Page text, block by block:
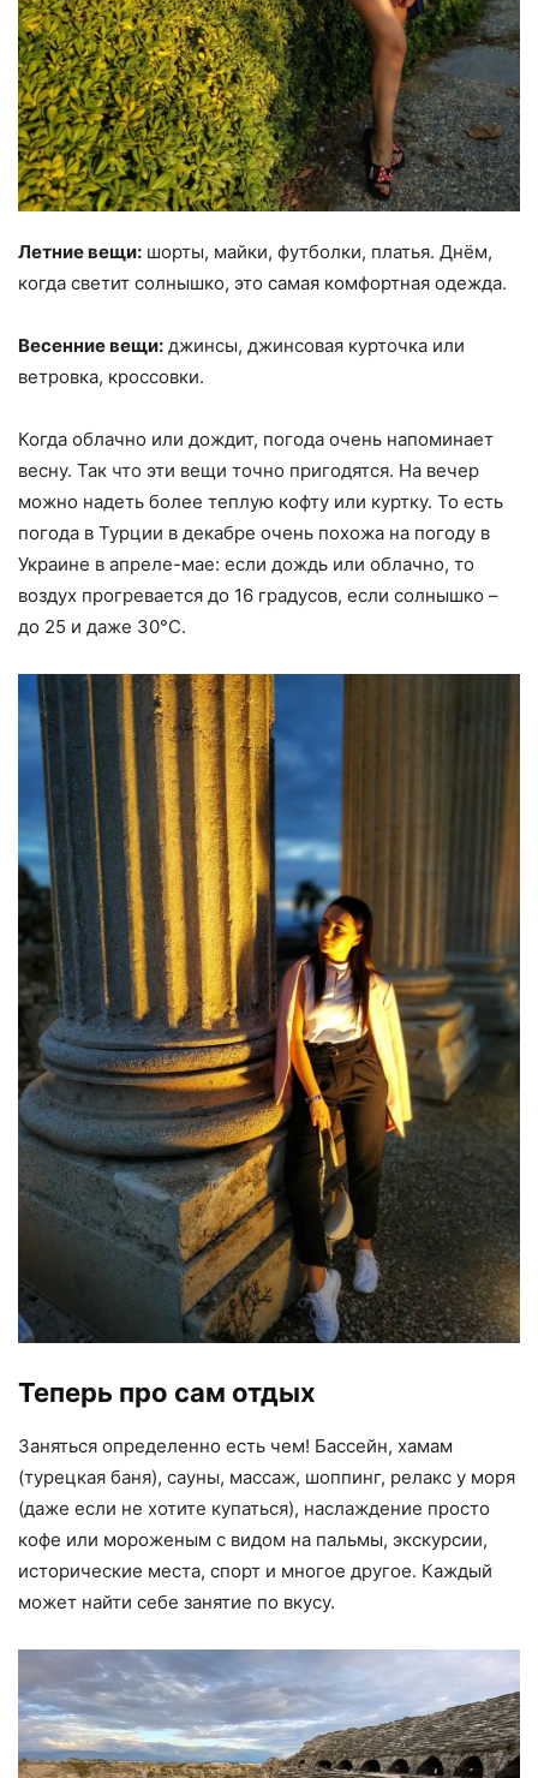
Летние вещи: шорты, майки, футболки, платья. Днём,
когда светит солнышко, это самая комфортная одежда.
Весенние вещи: джинсы, джинсовая курточка или
ветровка, кроссовки.
Когда облачно или дождит, погода очень напоминает
весну. Так что эти вещи точно пригодятся. На вечер
можно надеть более теплую кофту или куртку. То есть
погода в Турции в декабре очень похожа на погоду в
Украине в апреле-мае: если дождь или облачно, то
воздух прогревается до 16 градусов, если солнышко –
до 25 и даже 30°С.
Теперь про сам отдых
Заняться определенно есть чем! Бассейн, хамам
(турецкая баня), сауны, массаж, шоппинг, релакс у моря
(даже если не хотите купаться), наслаждение просто
кофе или мороженым с видом на пальмы, экскурсии,
исторические места, спорт и многое другое. Каждый
может найти себе занятие по вкусу.